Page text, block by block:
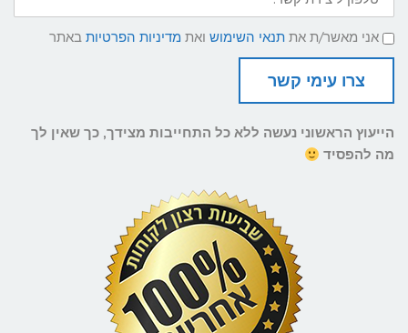
קשר:
תנאי
שימוש
ומדיניות
פרטיות
אני מאשר/ת את תנאי השימוש ואת מדיניות הפרטיות באתר
צרו עימי קשר
הייעוץ הראשוני נעשה ללא כל התחייבות מצידך, כך שאין לך
מה להפסיד